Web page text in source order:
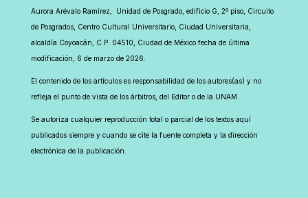
Aurora Arévalo Ramírez, Unidad de Posgrado, edificio G, 2º piso, Circuito
de Posgrados, Centro Cultural Universitario, Ciudad Universitaria,
alcaldía Coyoacán, C.P. 04510, Ciudad de México fecha de última
modificación, 6 de marzo de 2026.
El contenido de los artículos es responsabilidad de los autores(as) y no
refleja el punto de vista de los árbitros, del Editor o de la UNAM.
Se autoriza cualquier reproducción total o parcial de los textos aquí
publicados siempre y cuando se cite la fuente completa y la dirección
electrónica de la publicación.